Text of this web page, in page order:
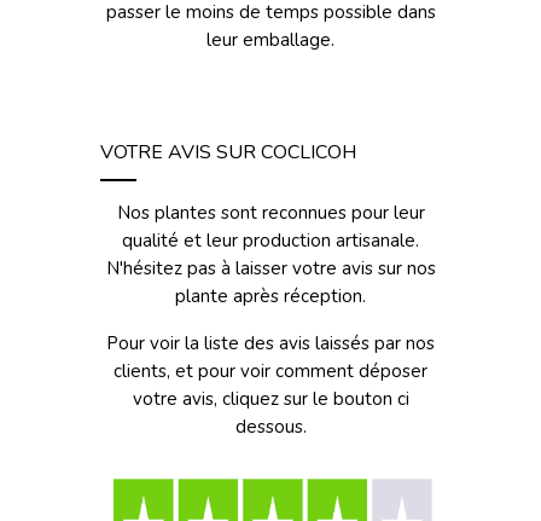
passer le moins de temps possible dans
leur emballage.
VOTRE AVIS SUR COCLICOH
Nos plantes sont reconnues pour leur
qualité et leur production artisanale.
N'hésitez pas à laisser votre avis sur nos
plante après réception.
Pour voir la liste des avis laissés par nos
clients, et pour voir comment déposer
votre avis, cliquez sur le bouton ci
dessous.